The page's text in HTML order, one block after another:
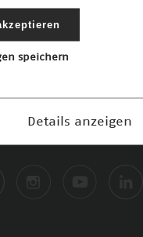
speichern
Details anzeigen